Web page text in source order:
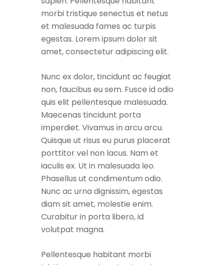
morbi tristique senectus et netus
et malesuada fames ac turpis
egestas. Lorem ipsum dolor sit
amet, consectetur adipiscing elit.
Nunc ex dolor, tincidunt ac feugiat
non, faucibus eu sem. Fusce id odio
quis elit pellentesque malesuada.
Maecenas tincidunt porta
imperdiet. Vivamus in arcu arcu.
Quisque ut risus eu purus placerat
porttitor vel non lacus. Nam et
iaculis ex. Ut in malesuada leo.
Phasellus ut condimentum odio.
Nunc ac urna dignissim, egestas
diam sit amet, molestie enim.
Curabitur in porta libero, id
volutpat magna.
Pellentesque habitant morbi